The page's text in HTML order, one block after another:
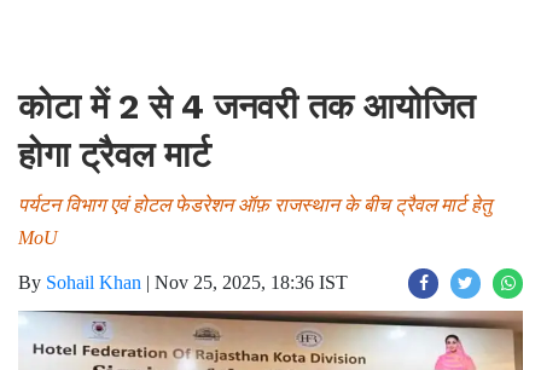
कोटा में 2 से 4 जनवरी तक आयोजित
होगा ट्रैवल मार्ट
पर्यटन विभाग एवं होटल फेडरेशन ऑफ़ राजस्थान के बीच ट्रैवल मार्ट हेतु
MoU
By Sohail Khan | Nov 25, 2025, 18:36 IST